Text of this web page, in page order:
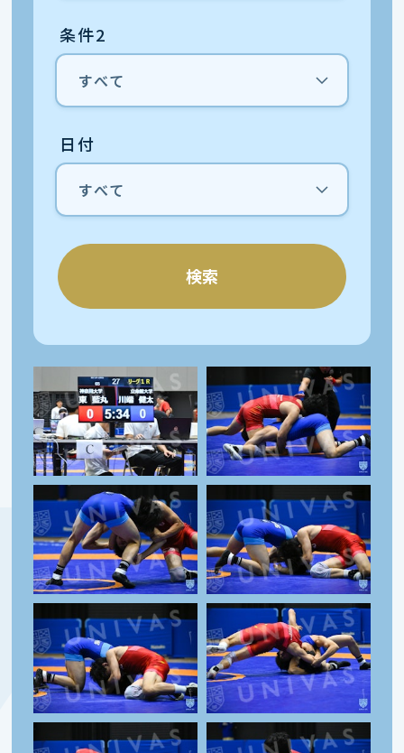
条件2
日付
検索